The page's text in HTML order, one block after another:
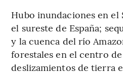
Hubo inundaciones en el
el sureste de España;
y la cuenca del río
forestales en el centro
deslizamientos de tierra